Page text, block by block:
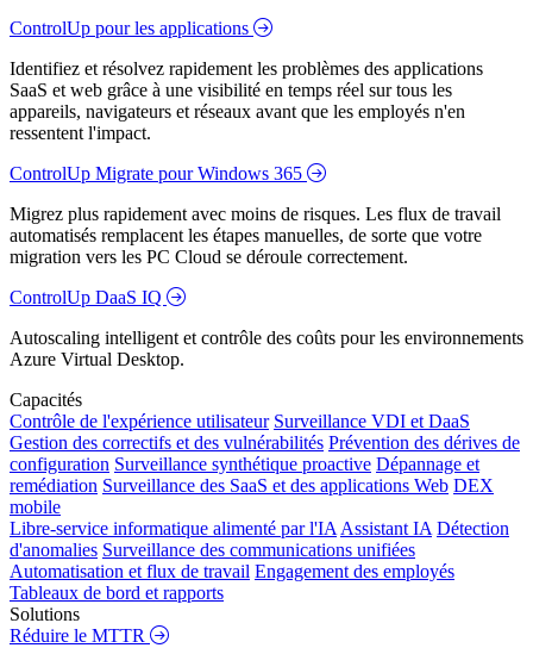
ControlUp pour les applications
Identifiez et résolvez rapidement les problèmes des applications
SaaS et web grâce à une visibilité en temps réel sur tous les
appareils, navigateurs et réseaux avant que les employés n'en
ressentent l'impact.
ControlUp Migrate pour Windows 365
Migrez plus rapidement avec moins de risques. Les flux de travail
automatisés remplacent les étapes manuelles, de sorte que votre
migration vers les PC Cloud se déroule correctement.
ControlUp DaaS IQ
Autoscaling intelligent et contrôle des coûts pour les environnements
Azure Virtual Desktop.
Capacités
Contrôle de l'expérience utilisateur Surveillance VDI et DaaS
Gestion des correctifs et des vulnérabilités Prévention des dérives de
configuration Surveillance synthétique proactive Dépannage et
remédiation Surveillance des SaaS et des applications Web DEX
mobile
Libre-service informatique alimenté par l'IA Assistant IA Détection
d'anomalies Surveillance des communications unifiées
Automatisation et flux de travail Engagement des employés
Tableaux de bord et rapports
Solutions
Réduire le MTTR